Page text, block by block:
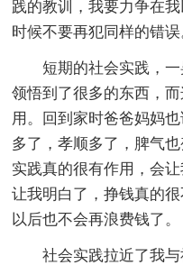
践的教训，我要力争在
时候不要再犯同样的错误
短期的社会实践，一
领悟到了很多的东西，
用。回到家时爸爸妈妈
多了，孝顺多了，脾气
实践真的很有作用，会
让我明白了，挣钱真的
以后也不会再浪费钱了。
社会实践拉近了我与